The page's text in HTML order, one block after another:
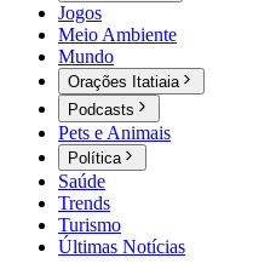
Jogos
Meio Ambiente
Mundo
Orações Itatiaia
Podcasts
Pets e Animais
Política
Saúde
Trends
Turismo
Últimas Notícias